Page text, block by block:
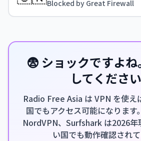
Blocked by Great Firewall
😨 ショックですよ
してください
Radio Free Asia は VPN を使え
国でもアクセス可能になります
NordVPN、Surfshark は2026年
い国でも動作確認されて